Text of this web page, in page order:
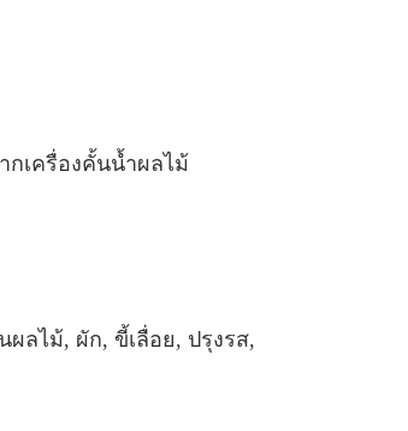
กเครื่องคั้นน้ำผลไม้
ลไม้, ผัก, ขี้เลื่อย, ปรุงรส,